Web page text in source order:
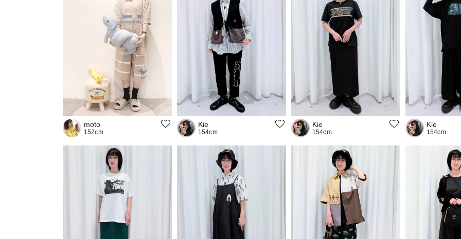
moto
152cm
Kie
154cm
Kie
154cm
Kie
154cm